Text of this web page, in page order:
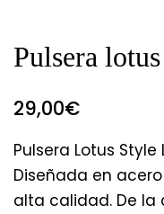
Pulsera lotus
29,00€
Pulsera Lotus Style
Diseñada en
alta calidad. De la